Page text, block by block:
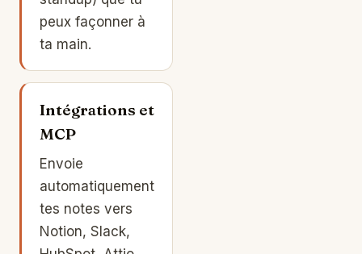
peux façonner à
ta main.
Intégrations et
MCP
Envoie
automatiquement
tes notes vers
Notion, Slack,